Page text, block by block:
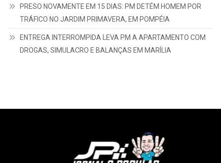
PRESO NOVAMENTE EM 15 DIAS: PM DETÉM HOMEM POR
TRÁFICO NO JARDIM PRIMAVERA, EM POMPÉIA
ENTREGA INTERROMPIDA LEVA PM A APARTAMENTO COM
DROGAS, SIMULACRO E BALANÇAS EM MARÍLIA